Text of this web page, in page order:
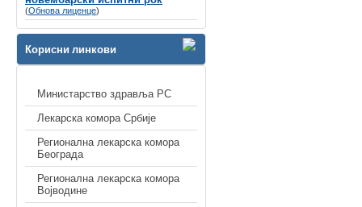
(Обнова лиценце)
Корисни линкови
Министарство здравља РС
Лекарска комора Србије
Регионална лекарска комора
Београда
Регионална лекарска комора
Војводине